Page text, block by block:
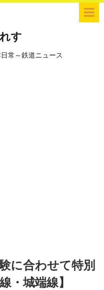
す
常～鉄道ニュース
に合わせて特別
・城端線】